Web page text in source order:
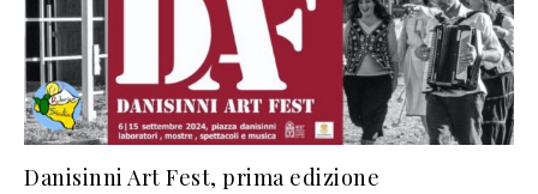
Danisinni Art Fest, prima edizione